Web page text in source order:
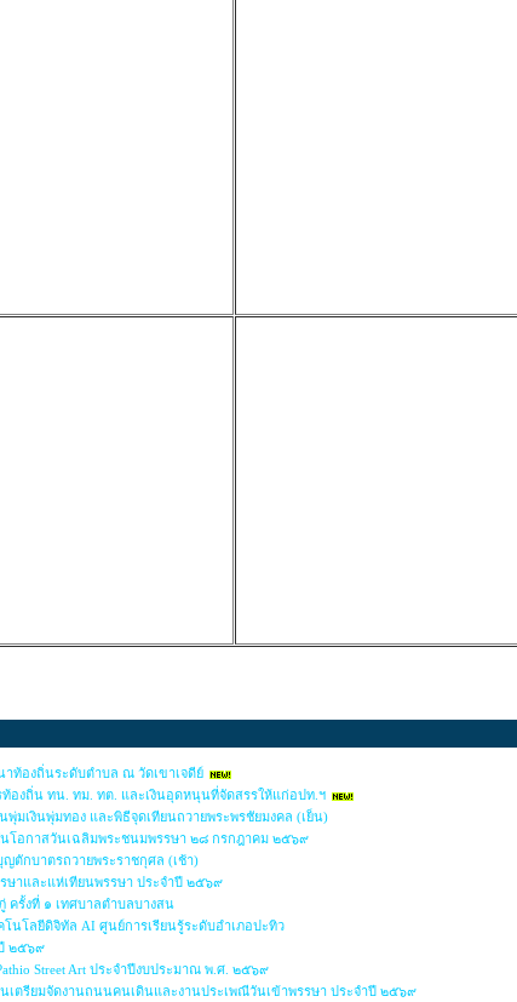
ท้องถิ่นระดับตำบล ณ วัดเขาเจดีย์
องถิ่น ทน. ทม. ทต. และเงินอุดหนุนที่จัดสรรให้แก่อปท.ฯ
มเงินพุ่มทอง และพิธีจุดเทียนถวายพระพรชัยมงคล (เย็น)
โอกาสวันเฉลิมพระชนมพรรษา ๒๘ กรกฎาคม ๒๕๖๙
ตักบาตรถวายพระราชกุศล (เช้า)
าและแห่เทียนพรรษา ประจำปี ๒๕๖๙
ครั้งที่ ๑ เทศบาลตำบลบางสน
นโลยีดิจิทัล AI ศูนย์การเรียนรู้ระดับอำเภอปะทิว
๒๕๖๙
Street Art ประจำปีงบประมาณ พ.ศ. ๒๕๖๙
ตรียมจัดงานถนนคนเดินและงานประเพณีวันเข้าพรรษา ประจำปี ๒๕๖๙